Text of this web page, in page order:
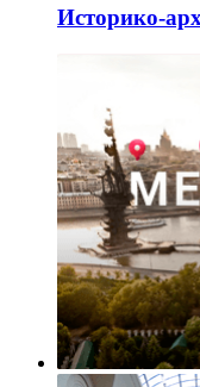
Историко-